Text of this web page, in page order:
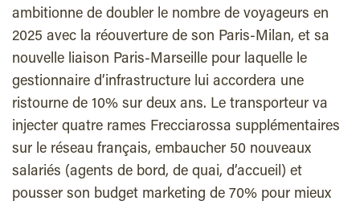
ambitionne de doubler le nombre de voyageurs en
2025 avec la réouverture de son Paris-Milan, et sa
nouvelle liaison Paris-Marseille pour laquelle le
gestionnaire d’infrastructure lui accordera une
ristourne de 10% sur deux ans. Le transporteur va
injecter quatre rames Frecciarossa supplémentaires
sur le réseau français, embaucher 50 nouveaux
salariés (agents de bord, de quai, d’accueil) et
pousser son budget marketing de 70% pour mieux